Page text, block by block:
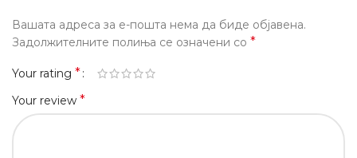
Вашата адреса за е-пошта нема да биде објавена.
Задолжителните полиња се означени со *
Your rating *
Your review *